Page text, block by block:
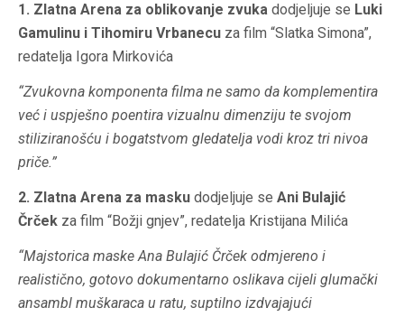
1. Zlatna Arena za oblikovanje zvuka dodjeljuje se Luki
Gamulinu i Tihomiru Vrbanecu za film “Slatka Simona”,
redatelja Igora Mirkovića
“Zvukovna komponenta filma ne samo da komplementira
već i uspješno poentira vizualnu dimenziju te svojom
stiliziranošću i bogatstvom gledatelja vodi kroz tri nivoa
priče.”
2. Zlatna Arena za masku dodjeljuje se Ani Bulajić
Črček za film “Božji gnjev”, redatelja Kristijana Milića
“Majstorica maske Ana Bulajić Črček odmjereno i
realistično, gotovo dokumentarno oslikava cijeli glumački
ansambl muškaraca u ratu, suptilno izdvajajući